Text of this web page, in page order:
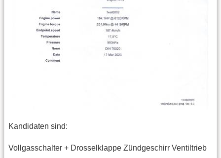
Kandidaten sind:
Vollgasschalter + Drosselklappe Zündgeschirr Ventiltrieb